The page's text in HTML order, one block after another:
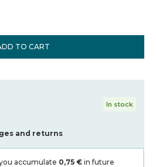
TO CART
In stock
and returns
accumulate 0,75 € in future